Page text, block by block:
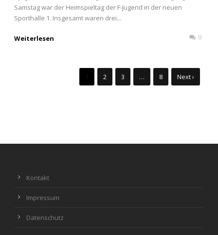
Samstag war der Heimspieltag der F-Jugend in der neuen
Sporthalle 1. Insgesamt waren drei...
Weiterlesen 0
2 3 … 8 Next ›
Kontakt
Impressum
Datenschutz